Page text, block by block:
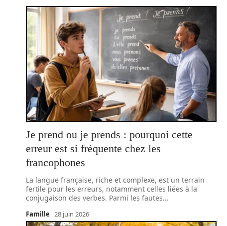
Je prend ou je prends : pourquoi cette
erreur est si fréquente chez les
francophones
La langue française, riche et complexe, est un terrain
fertile pour les erreurs, notamment celles liées à la
conjugaison des verbes. Parmi les fautes…
Famille 28 juin 2026